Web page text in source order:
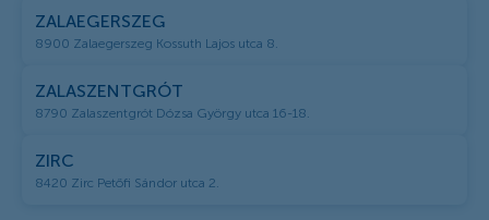
ZALAEGERSZEG
8900 Zalaegerszeg Kossuth Lajos utca 8.
ZALASZENTGRÓT
8790 Zalaszentgrót Dózsa György utca 16-18.
ZIRC
8420 Zirc Petőfi Sándor utca 2.